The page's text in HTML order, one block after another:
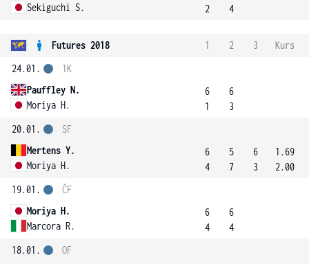
Sekiguchi S.
2
4
Futures 2018 1 2 3
Kurs
24.01.
Pauffley N.
Moriya H.
1K
6
1
6
3
20.01.
Mertens Y.
Moriya H.
SF
6
4
5
7
6
3
1.69
2.00
19.01.
Moriya H.
Marcora R.
ČF
6
4
6
4
18.01.
OF